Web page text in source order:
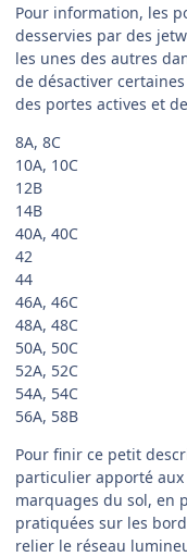
Pour information, les
desservies par des
les unes des autres
de désactiver
des portes actives et
8A, 8C
10A, 10C
12B
14B
40A, 40C
42
44
46A, 46C
48A, 48C
50A, 50C
52A, 52C
54A, 54C
56A, 58B
Pour finir ce petit
particulier apporté
marquages du sol, en
pratiquées sur les
relier le réseau